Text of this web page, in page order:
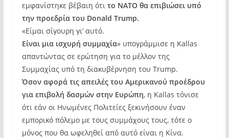
εμφανίστηκε βέβαιη ότι το ΝΑΤΟ θα επιβιώσει υπό
την προεδρία του Donald Trump.
«Είμαι σίγουρη γι’ αυτό.
Είναι μια ισχυρή συμμαχία» υπογράμμισε η Kallas
απαντώντας σε ερώτηση για το μέλλον της
Συμμαχίας υπό τη διακυβέρνηση του Trump.
Όσον αφορά τις απειλές του Αμερικανού προέδρου
για επιβολή δασμών στην Ευρώπη, η Kallas τόνισε
ότι εάν οι Ηνωμένες Πολιτείες ξεκινήσουν έναν
εμπορικό πόλεμο με τους συμμάχους τους, τότε ο
μόνος που θα ωφεληθεί από αυτό είναι η Κίνα.